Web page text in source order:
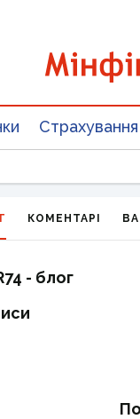
Страхування
КОМЕНТАРІ
- блог